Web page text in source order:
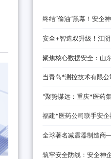
终结“偷油”黑幕！安企
经营，挽回消费者信任
安全+智造双升级！江
开启企业防护新时代！
聚焦核心数据安全：山
企神软件构建防泄密屏
当青岛*测控技术有限
据安全将迎来哪些新变
‌"聚势谋远：重庆*医药
作，探索医药+科技融
福建*医药公司联手安
序、网站黑名单设置与
全球著名减震器制造商
安全制造新防线
筑牢安全防线：安企神